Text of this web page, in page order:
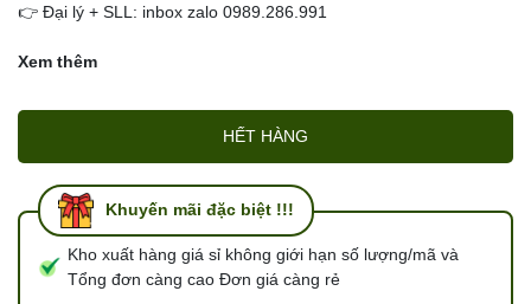
👉 Đại lý + SLL: inbox zalo 0989.286.991
Xem thêm
HẾT HÀNG
Khuyến mãi đặc biệt !!!
Kho xuất hàng giá sỉ không giới hạn số lượng/mã và
Tổng đơn càng cao Đơn giá càng rẻ